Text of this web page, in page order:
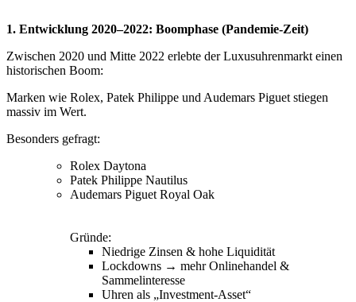
1. Entwicklung 2020–2022: Boomphase (Pandemie-Zeit)
Zwischen 2020 und Mitte 2022 erlebte der Luxusuhrenmarkt einen
historischen Boom:
Marken wie Rolex, Patek Philippe und Audemars Piguet stiegen
massiv im Wert.
Besonders gefragt:
Rolex Daytona
Patek Philippe Nautilus
Audemars Piguet Royal Oak
Gründe:
Niedrige Zinsen & hohe Liquidität
Lockdowns → mehr Onlinehandel &
Sammelinteresse
Uhren als „Investment-Asset“